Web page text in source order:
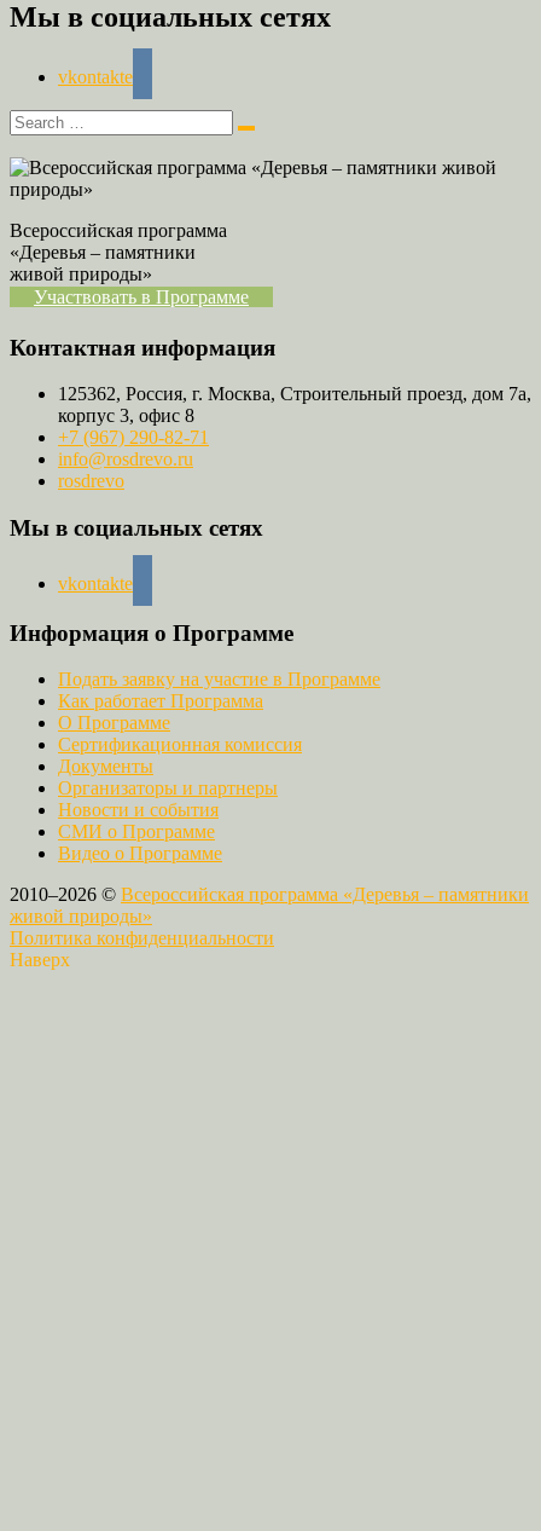
Мы в социальных сетях
vkontakte
Всероссийская программа
«Деревья – памятники
живой природы»
Участвовать в Программе
Контактная информация
125362, Россия, г. Москва, Строительный проезд, дом 7а,
корпус 3, офис 8
+7 (967) 290-82-71
info@rosdrevo.ru
rosdrevo
Мы в социальных сетях
vkontakte
Информация о Программе
Подать заявку на участие в Программе
Как работает Программа
О Программе
Сертификационная комиссия
Документы
Организаторы и партнеры
Новости и события
СМИ о Программе
Видео о Программе
2010–2026 © Всероссийская программа «Деревья – памятники
живой природы»
Политика конфиденциальности
Наверх